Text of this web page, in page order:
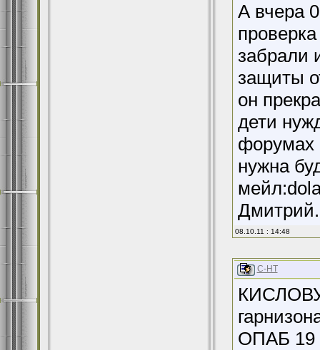
А вчера
забрали
защиты
он
дети
форумах
нужна
Дмитрий.
08.10.11 : 14:48
С-НТ
КИСЛОВУ
ОПАБ 19